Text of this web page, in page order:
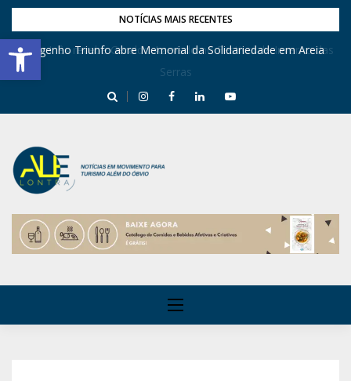
Barra de Ferramentas Aberta
NOTÍCIAS MAIS RECENTES
Dona Inês recebe Geraldo Azevedo no Festival de Inverno das
Serras
Engenho Triunfo abre Memorial da Solidariedade em Areia